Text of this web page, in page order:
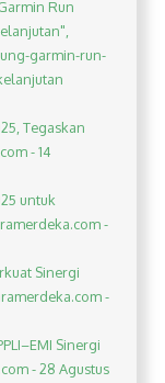
Run
garmin-run-
Tegaskan
- 14
untuk
-
Sinergi
-
Sinergi
- 28 Agustus